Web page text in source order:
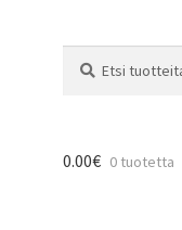
0.00€ 0 tuotetta